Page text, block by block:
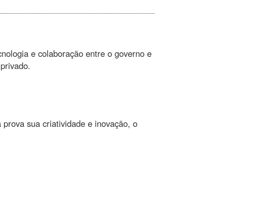
e colaboração entre o governo e
sua criatividade e inovação, o